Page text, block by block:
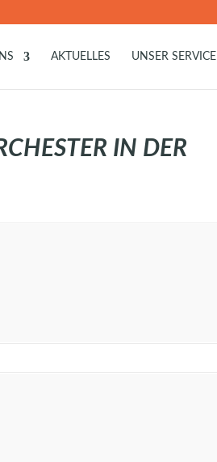
AKTUELLES UNSER SERVICE
IN DER